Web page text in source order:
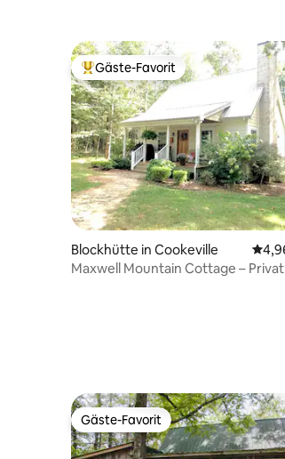
Beliebter Gäste-Favorit.
Gäste-Favorit
Blockhütte in Cookeville
Maxwell Mountain Cottage –
Gäste-Favorit
Gäste-Favorit